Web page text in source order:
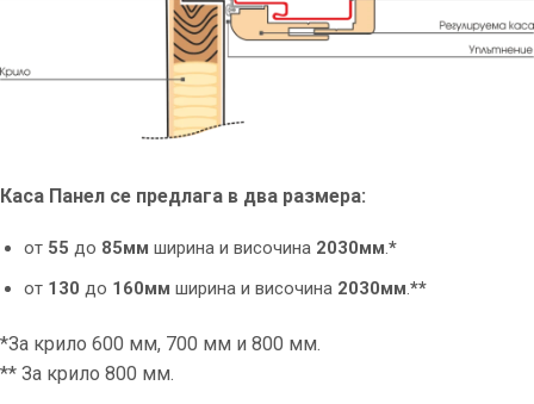
Каса Панел се предлага в два размера:
от 55 до 85мм ширина и височина 2030мм.*
от 130 до 160мм ширина и височина 2030мм **
*За крило 600 мм, 700 мм и 800 мм.
** За крило 800 мм.